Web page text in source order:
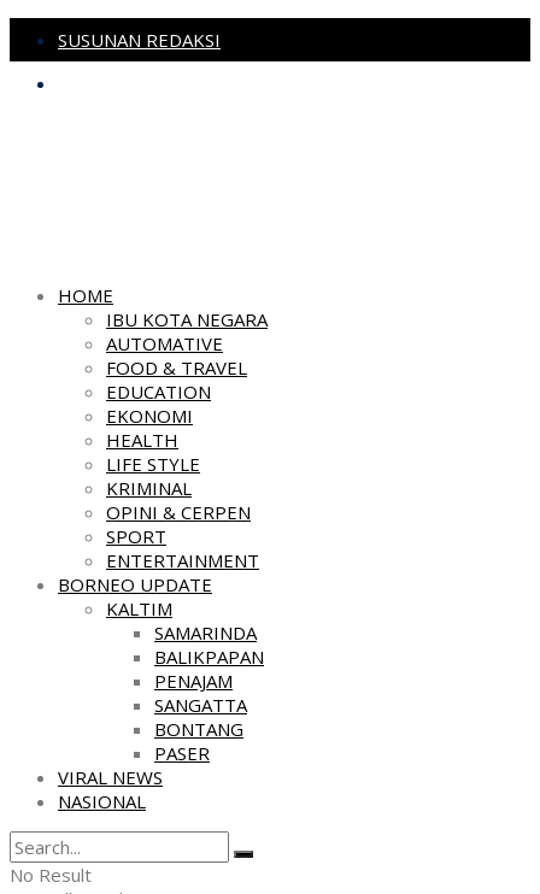
SUSUNAN REDAKSI
HOME
IBU KOTA NEGARA
AUTOMATIVE
FOOD & TRAVEL
EDUCATION
EKONOMI
HEALTH
LIFE STYLE
KRIMINAL
OPINI & CERPEN
SPORT
ENTERTAINMENT
BORNEO UPDATE
KALTIM
SAMARINDA
BALIKPAPAN
PENAJAM
SANGATTA
BONTANG
PASER
VIRAL NEWS
NASIONAL
No Result